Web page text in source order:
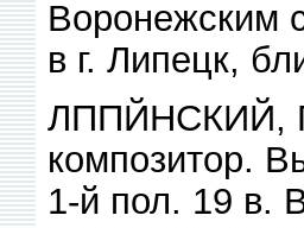
Воронежским
в г. Липецк,
ЛППЙНСКИЙ,
композитор.
1-й пол. 19 в.